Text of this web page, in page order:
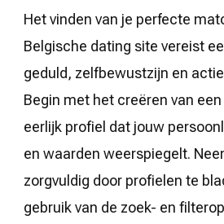
Het vinden van je perfecte
Belgische dating site vereist
geduld, zelfbewustzijn en
Begin met het creëren van
eerlijk profiel dat jouw
en waarden weerspiegelt.
zorgvuldig door profielen te
gebruik van de zoek- en